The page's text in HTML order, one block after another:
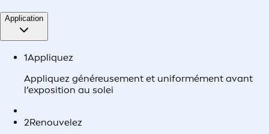
Application
1Appliquez
Appliquez généreusement et uniformément avant
l’exposition au solei
2Renouvelez